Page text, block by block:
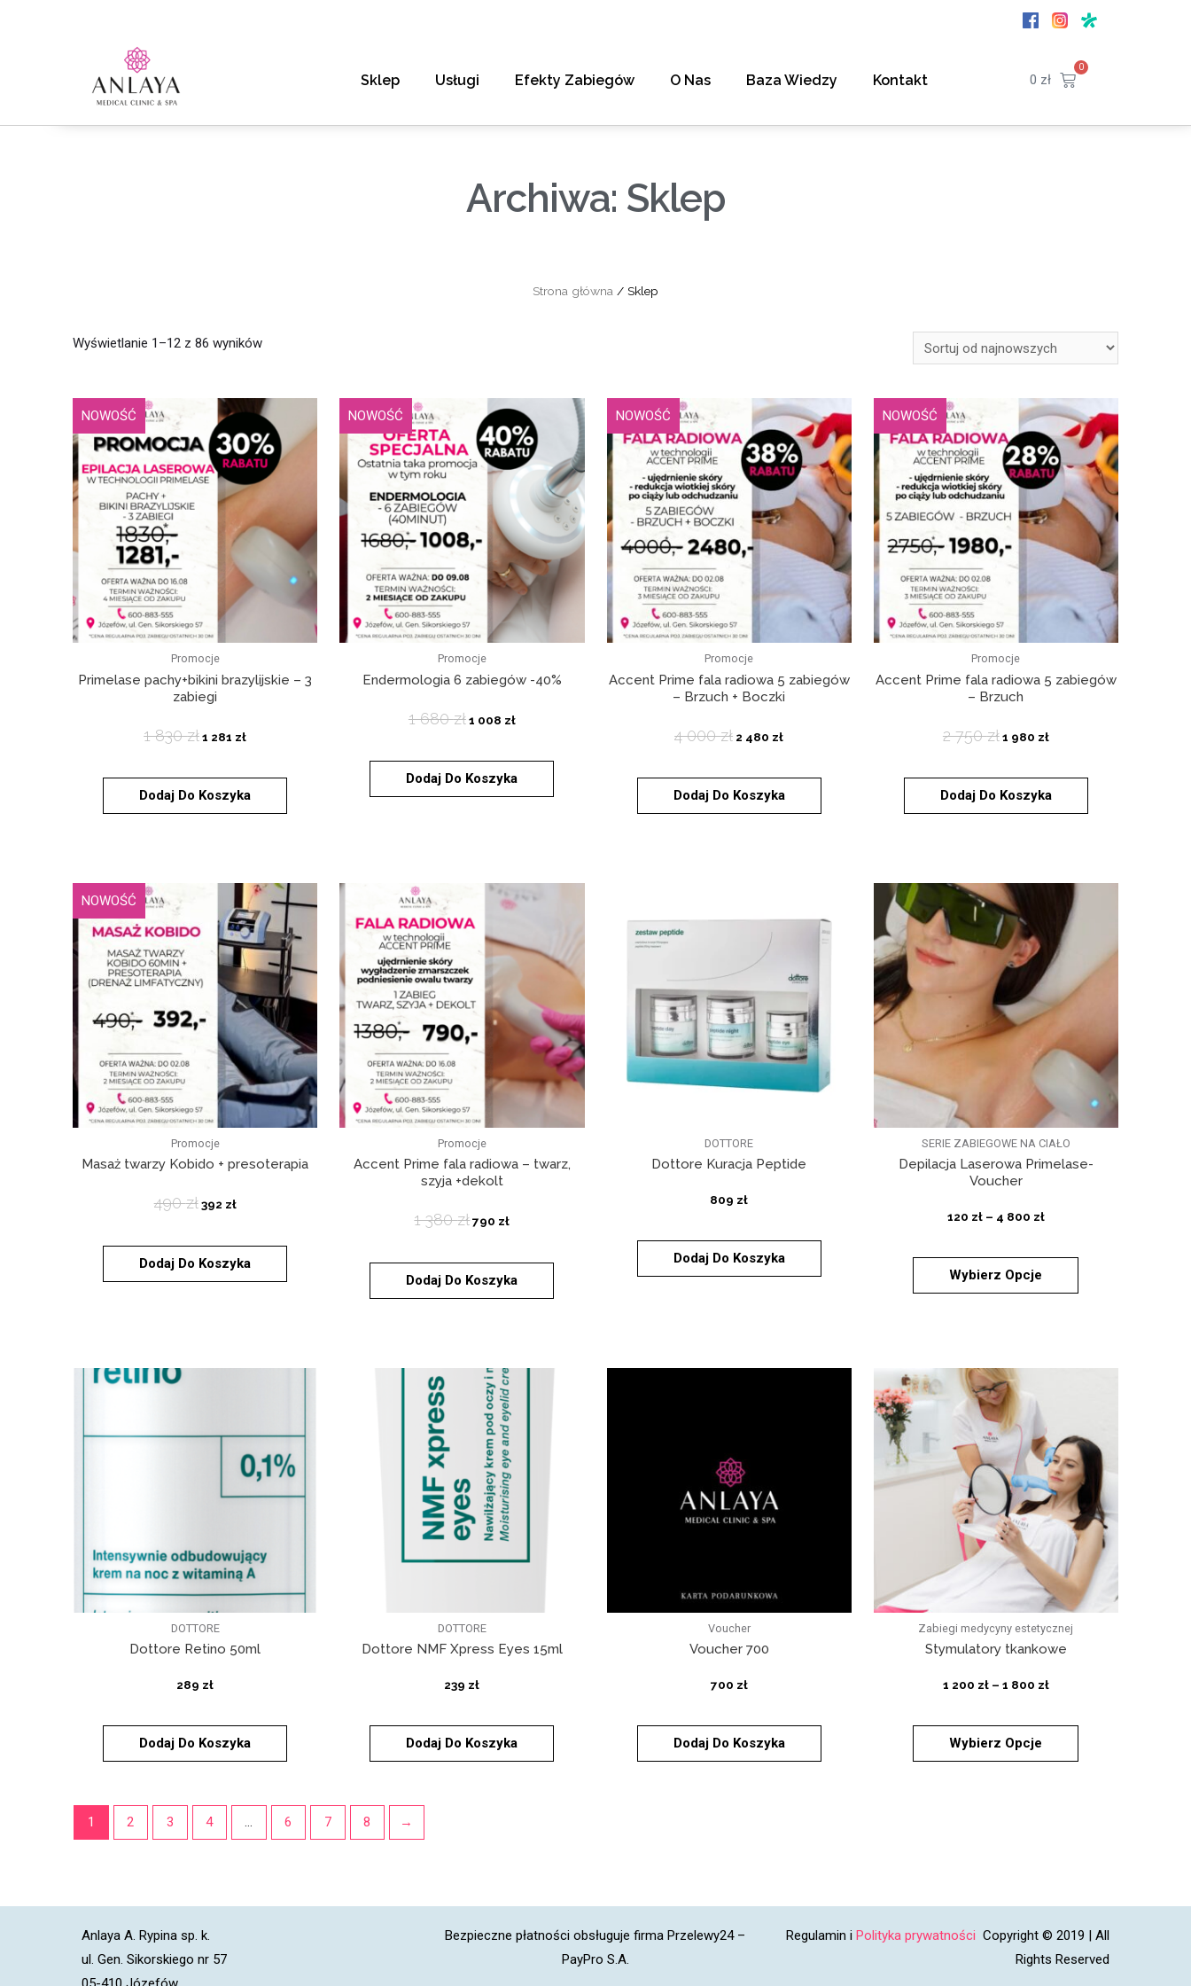
Sklep Usługi Efekty Zabiegów O Nas Baza Wiedzy Kontakt 0 zł
0
Archiwa: Sklep
Strona główna / Sklep
Wyświetlanie 1–12 z 86 wyników
NOWOŚĆ
Promocje
Primelase pachy+bikini brazylijskie – 3
zabiegi
1 830zł1 281 zł
Dodaj Do Koszyka
NOWOŚĆ
Promocje
Endermologia 6 zabiegów -40%
1 680zł1 008 zł
Dodaj Do Koszyka
NOWOŚĆ
Promocje
Accent Prime fala radiowa 5 zabiegów
– Brzuch + Boczki
4 000zł 2 480 zł
Dodaj Do Koszyka
NOWOŚĆ
Promocje
Accent Prime fala radiowa 5 zabiegów
– Brzuch
2 750zł1 980 zł
Dodaj Do Koszyka
NOWOŚĆ
Promocje
Masaż twarzy Kobido + presoterapia
490zł 392 zł
Dodaj Do Koszyka
Promocje
Accent Prime fala radiowa – twarz,
szyja +dekolt
1 380zł790 zł
Dodaj Do Koszyka
DOTTORE
Dottore Kuracja Peptide
809 zł
Dodaj Do Koszyka
SERIE ZABIEGOWE NA CIAŁO
Depilacja Laserowa Primelase-
Voucher
120 zł– 4 800 zł
Wybierz Opcje
DOTTORE
Dottore Retino 50ml
289 zł
Dodaj Do Koszyka
DOTTORE
Dottore NMF Xpress Eyes 15ml
239 zł
Dodaj Do Koszyka
Voucher
Voucher 700
700 zł
Dodaj Do Koszyka
Zabiegi medycyny estetycznej
Stymulatory tkankowe
1 200 zł– 1 800 zł
Wybierz Opcje
1 2 3 4 … 6 7 8 →
Anlaya A. Rypina sp. k.
ul. Gen. Sikorskiego nr 57
Bezpieczne płatności obsługuje firma Przelewy24 –
PayPro S.A.
Regulamin i Polityka prywatności Copyright © 2019 | All
Rights Reserved